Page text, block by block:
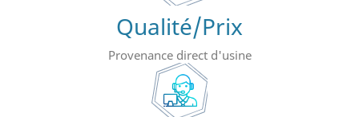
Qualité/Prix
Provenance direct d'usine